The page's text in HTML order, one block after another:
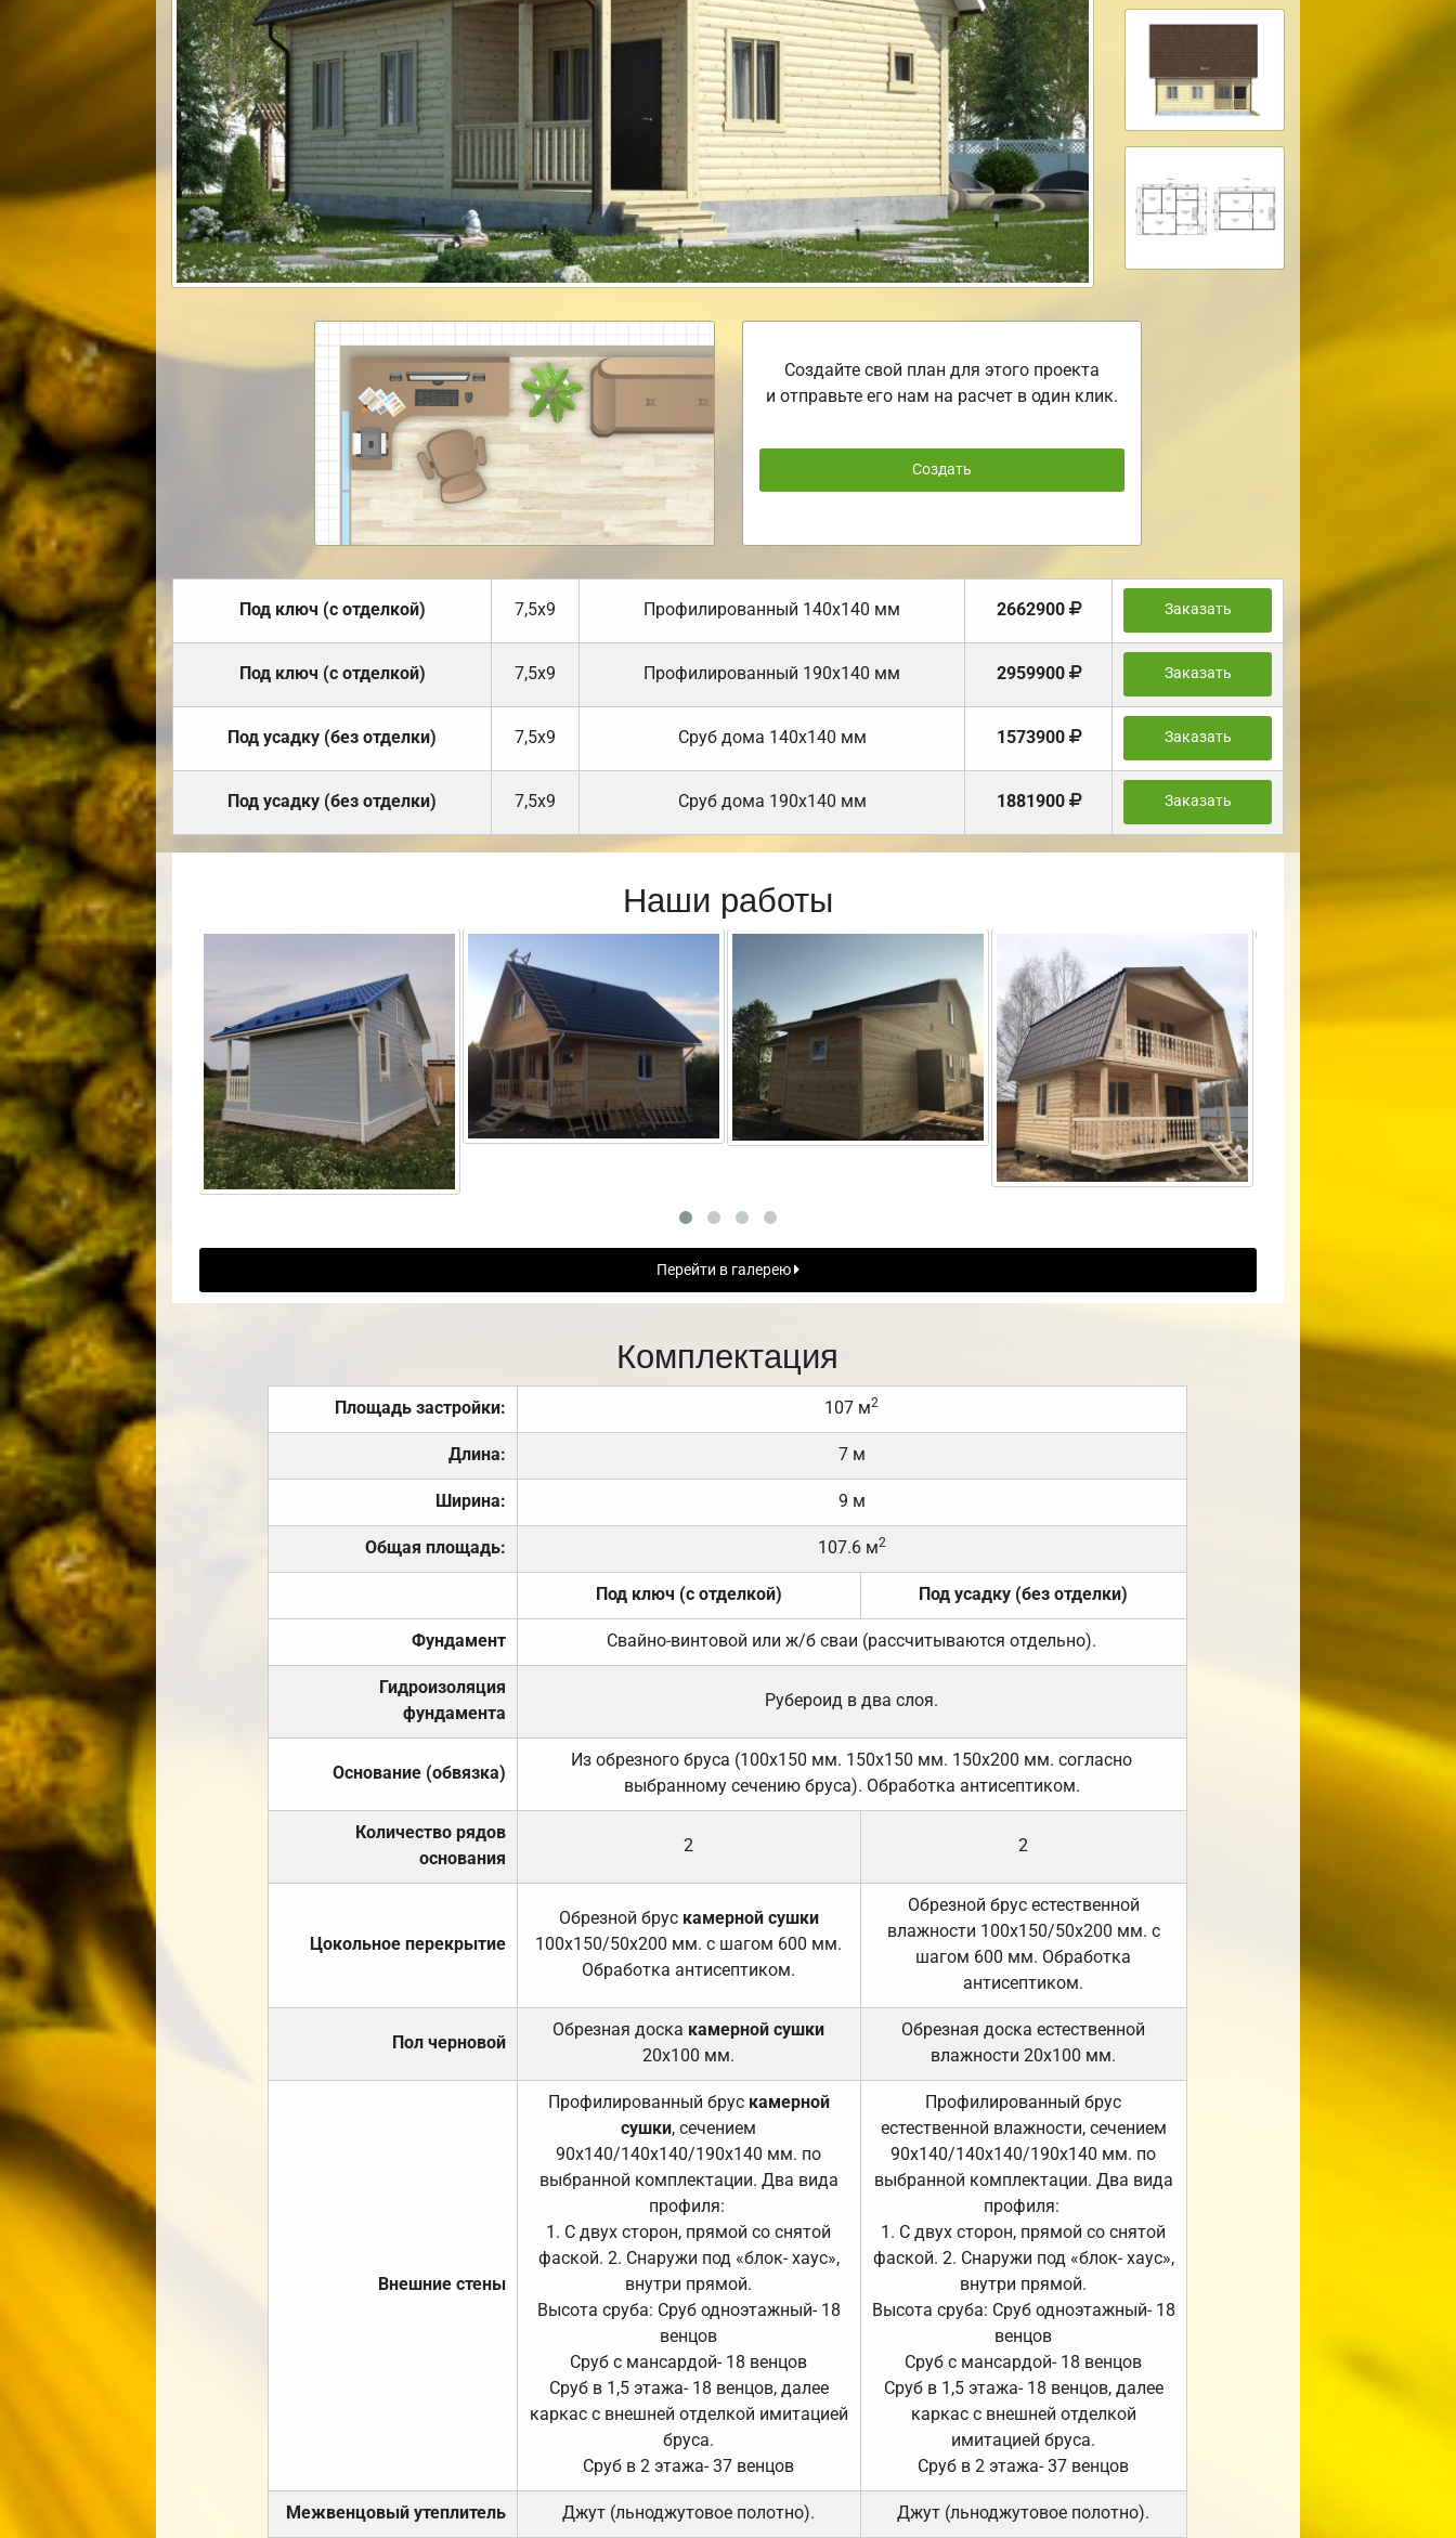
Создайте свой план для этого проекта
и отправьте его нам на расчет в один клик.
Создать
Под ключ (с отделкой) 7,5х9 Профилированный 140х140 мм 2662900 Заказать
Под ключ (с отделкой) 7,5х9 Профилированный 190х140 мм 2959900 Заказать
Под усадку (без отделки) 7,5х9 Cруб дома 140х140 мм 1573900 Заказать
Под усадку (без отделки) 7,5х9 Cруб дома 190х140 мм 1881900 Заказать
Наши работы
Перейти в галерею
Комплектация
Площадь застройки: 107 м2
Длина: 7 м
Ширина: 9 м
Общая площадь: 107.6 м2
Под ключ (с отделкой) Под усадку (без отделки)
Фундамент Свайно-винтовой или ж/б сваи (рассчитываются отдельно).
Гидроизоляция
фундамента
Рубероид в два слоя.
Основание (обвязка)
Из обрезного бруса (100х150 мм. 150х150 мм. 150х200 мм. согласно
выбранному сечению бруса). Обработка антисептиком.
Количество рядов
основания
2 2
Цокольное перекрытие
Обрезной брус камерной сушки
100х150/50х200 мм. с шагом 600 мм.
Обработка антисептиком.
Обрезной брус естественной
влажности 100х150/50х200 мм. с
шагом 600 мм. Обработка
антисептиком.
Пол черновой
Обрезная доска камерной сушки
20х100 мм.
Обрезная доска естественной
влажности 20х100 мм.
Внешние стены
Профилированный брус камерной
сушки, сечением
90х140/140х140/190х140 мм. по
выбранной комплектации. Два вида
профиля:
1. С двух сторон, прямой со снятой
фаской. 2. Снаружи под «блок- хаус»,
внутри прямой.
Высота сруба: Сруб одноэтажный- 18
венцов
Сруб с мансардой- 18 венцов
Сруб в 1,5 этажа- 18 венцов, далее
каркас с внешней отделкой имитацией
бруса.
Сруб в 2 этажа- 37 венцов
Профилированный брус
естественной влажности, сечением
90х140/140х140/190х140 мм. по
выбранной комплектации. Два вида
профиля:
1. С двух сторон, прямой со снятой
фаской. 2. Снаружи под «блок- хаус»,
внутри прямой.
Высота сруба: Сруб одноэтажный- 18
венцов
Сруб с мансардой- 18 венцов
Сруб в 1,5 этажа- 18 венцов, далее
каркас с внешней отделкой
имитацией бруса.
Сруб в 2 этажа- 37 венцов
Межвенцовый утеплитель Джут (льноджутовое полотно). Джут (льноджутовое полотно).